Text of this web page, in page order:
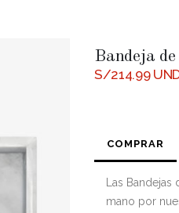
Bandeja
S/214.99
COMPRAR
Las
mano por